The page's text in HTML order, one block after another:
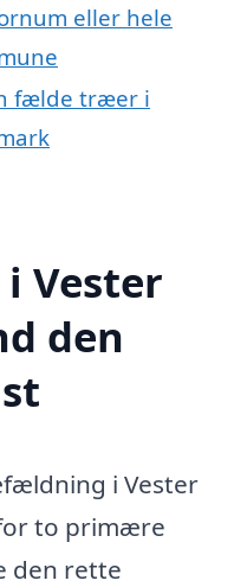
eller hele
fælde træer i
Vester
den
i Vester
to primære
den rette